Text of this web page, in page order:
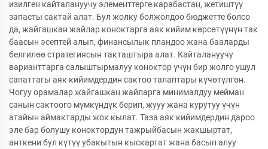
изилген кайталануучу элементтерге карабастан, жетиштүү
запасты сактай алат. Бул жолку болжолдоо бюджетте болсо
да, жайгашкан жайлар коноктарга аяк кийим көрсөтүүнүн так
баасын эсептей алып, финансылык пландоо жана бааларды
белгилөө стратегиясын такташтыра алат. Кайталануучу
варианттарга салыштырмалуу коноктор үчүн бир жолго ушул
сапаттагы аяк кийимдердин сактоо талаптары күчөтүлгөн.
Чогуу орамалар жайгашкан жайларга минималдуу мейман
санын сактоого мүмкүндүк берип, жууу жана курутуу үчүн
атайын аймактарды жок кылат. Таза аяк кийимдердин дароо
эле бар болушу коноктордун тажрыйбасын жакшыртат,
анткени бул күтүү убакытын кыскартат жана басып алуу